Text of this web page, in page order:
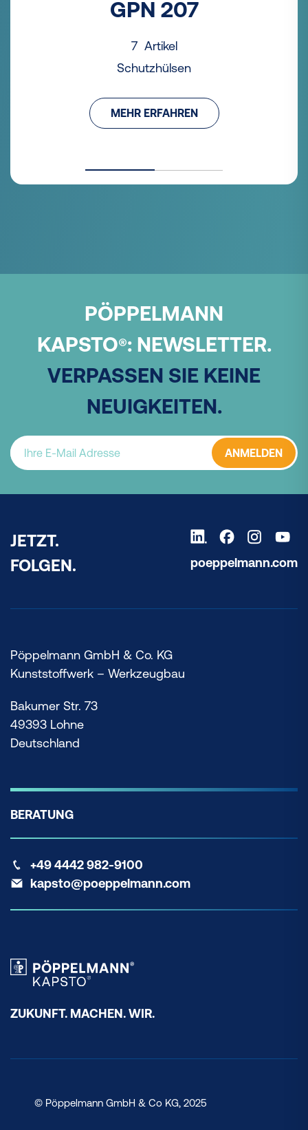
GPN 207
7 Artikel
Schutzhülsen
MEHR ERFAHREN
PÖPPELMANN
KAPSTO®: NEWSLETTER.
VERPASSEN SIE KEINE
NEUIGKEITEN.
ANMELDEN
JETZT.
FOLGEN.
poeppelmann.com
Pöppelmann GmbH & Co. KG
Kunststoffwerk – Werkzeugbau
Bakumer Str. 73
49393 Lohne
Deutschland
BERATUNG
+49 4442 982-9100
kapsto@poeppelmann.com
ZUKUNFT. MACHEN. WIR.
© Pöppelmann GmbH & Co KG, 2025